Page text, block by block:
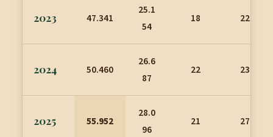
2023 47.341
25.1
54
18 22.169
2024 50.460
26.6
87
22 23.751
2025 55.952
28.0
96
21 27.835